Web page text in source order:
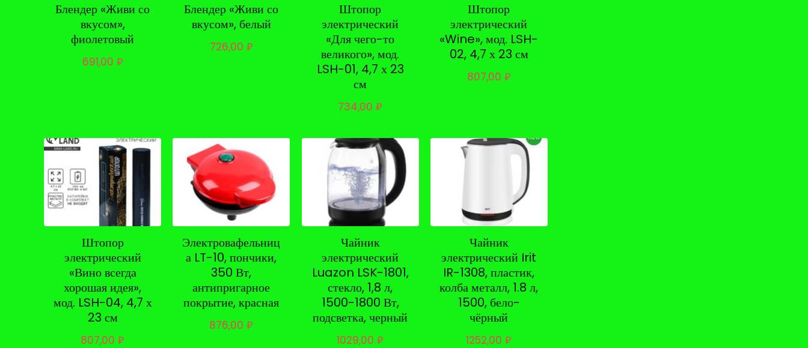
Блендер «Живи со
вкусом»,
фиолетовый
691,00 ₽
Блендер «Живи со
вкусом», белый
726,00 ₽
Штопор
электрический
«Для чего-то
великого», мод.
LSH-01, 4,7 х 23
см
734,00₽
Штопор
электрический
«Wine», мод. LSH-
02, 4,7 х 23 см
807,00 ₽
Штопор
электрический
«Вино всегда
хорошая идея»,
мод. LSH-04, 4,7 х
23 см
807,00₽
Электровафельниц
а LT-10, пончики,
350 Вт,
антипригарное
покрытие, красная
876,00₽
Чайник
электрический
Luazon LSK-1801,
стекло, 1,8 л,
1500-1800 Вт,
подсветка, черный
1029,00₽
Чайник
электрический Irit
IR-1308, пластик,
колба металл, 1.8 л,
1500, бело-
чёрный
1252,00₽